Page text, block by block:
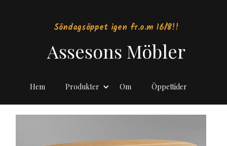
Söndagsöppet igen fr.o.m 16/8!!
Assesons Möbler
Hem Produkter Om Öppettider